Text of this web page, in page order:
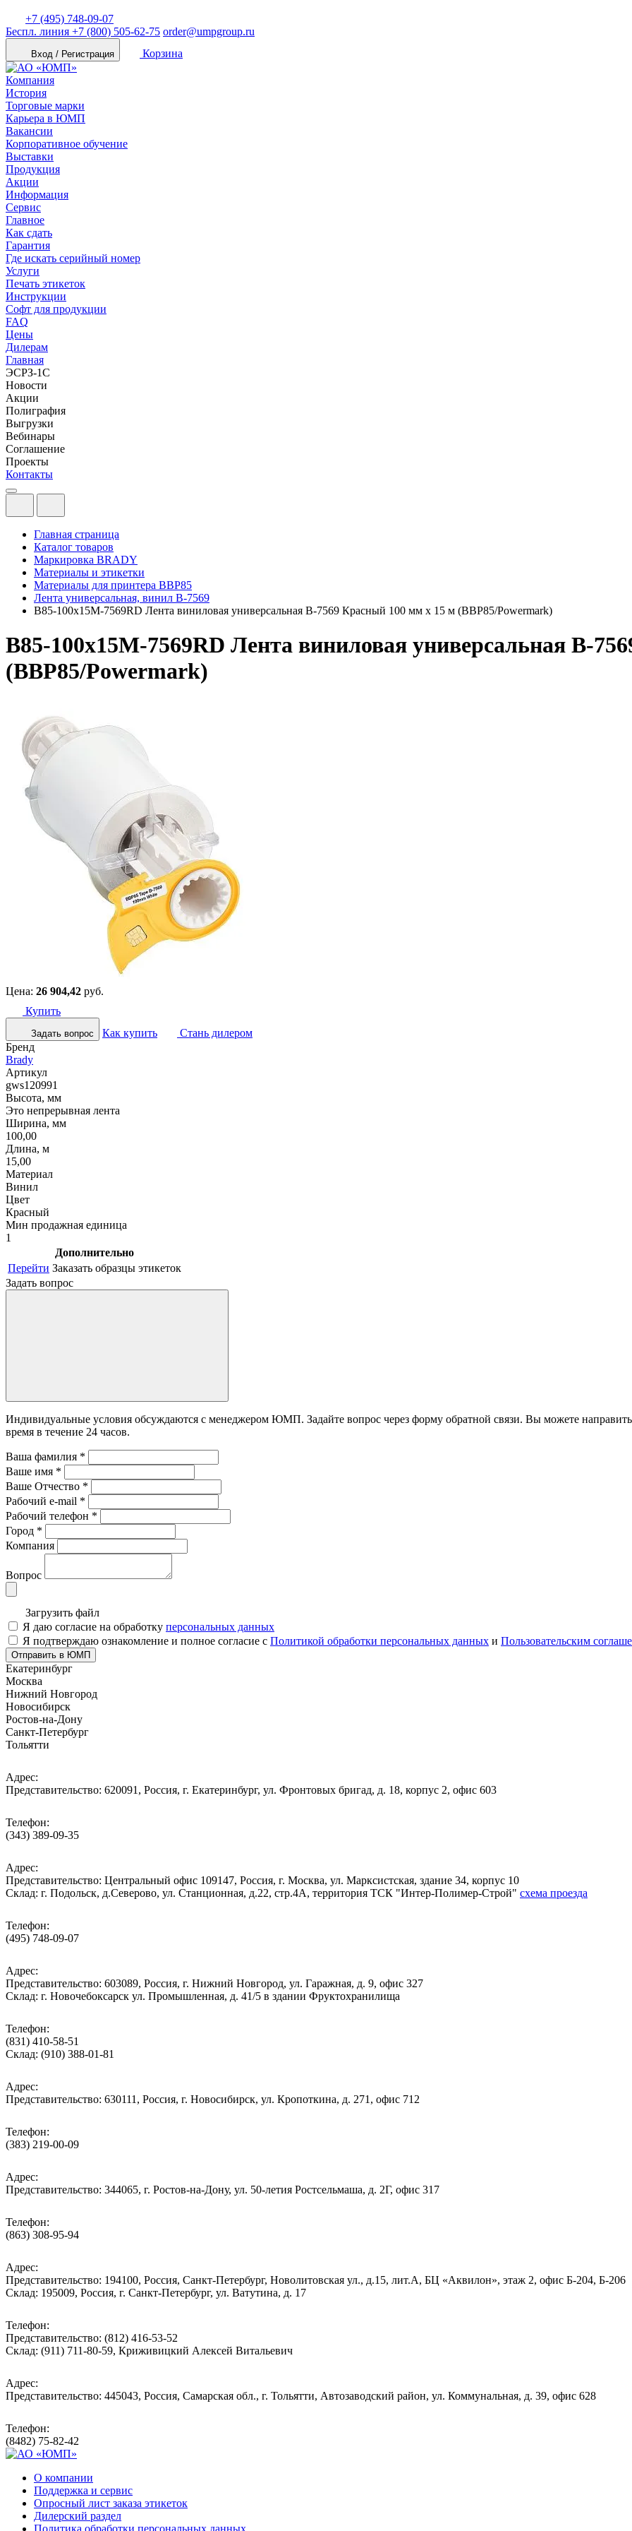
+7 (495) 748-09-07
Беспл. линия +7 (800) 505-62-75 order@umpgroup.ru
Вход / Регистрация Корзина
Компания
История
Торговые марки
Карьера в ЮМП
Вакансии
Корпоративное обучение
Выставки
Продукция
Акции
Информация
Сервис
Главное
Как сдать
Гарантия
Где искать серийный номер
Услуги
Печать этикеток
Инструкции
Софт для продукции
FAQ
Цены
Дилерам
Главная
ЭСРЗ-1С
Новости
Акции
Полиграфия
Выгрузки
Вебинары
Соглашение
Проекты
Контакты
Главная страница
Каталог товаров
Маркировка BRADY
Материалы и этикетки
Материалы для принтера BBP85
Лента универсальная, винил В-7569
B85-100x15M-7569RD Лента виниловая универсальная B-7569 Красный 100 мм x 15 м (BBP85/Powermark)
B85-100x15M-7569RD Лента виниловая универсальная B-
(BBP85/Powermark)
Цена: 26 904,42 руб.
Купить
Задать вопрос Как купить
Стань дилером
Бренд
Brady
Артикул
gws120991
Высота, мм
Это непрерывная лента
Ширина, мм
100,00
Длина, м
15,00
Материал
Винил
Цвет
Красный
Мин продажная единица
1
Дополнительно
Перейти Заказать образцы этикеток
Задать вопрос
Индивидуальные условия обсуждаются с менеджером ЮМП. Задайте вопрос через форму обратной связи. Вы можете
время в течение 24 часов.
Ваша фамилия *
Ваше имя *
Ваше Отчество *
Рабочий e-mail *
Рабочий телефон *
Город *
Компания
Вопрос
Загрузить файл
Я даю согласие на обработку персональных данных
Я подтверждаю ознакомление и полное согласие с Политикой обработки персональных данных и Пользовательским
Отправить в ЮМП
Екатеринбург
Москва
Нижний Новгород
Новосибирск
Ростов-на-Дону
Санкт-Петербург
Тольятти
Адрес:
Представительство: 620091, Россия, г. Екатеринбург, ул. Фронтовых бригад, д. 18, корпус 2, офис 603
Телефон:
(343) 389-09-35
Адрес:
Представительство: Центральный офис 109147, Россия, г. Москва, ул. Марксистская, здание 34, корпус 10
Cклад: г. Подольск, д.Северово, ул. Станционная, д.22, стр.4А, территория ТСК "Интер-Полимер-Строй" схема проезда
Телефон:
(495) 748-09-07
Адрес:
Представительство: 603089, Россия, г. Нижний Новгород, ул. Гаражная, д. 9, офис 327
Склад: г. Новочебоксарск ул. Промышленная, д. 41/5 в здании Фруктохранилища
Телефон:
(831) 410-58-51
Склад: (910) 388-01-81
Адрес:
Представительство: 630111, Россия, г. Новосибирск, ул. Кропоткина, д. 271, офис 712
Телефон:
(383) 219-00-09
Адрес:
Представительство: 344065, г. Ростов-на-Дону, ул. 50-летия Ростсельмаша, д. 2Г, офис 317
Телефон:
(863) 308-95-94
Адрес:
Представительство: 194100, Россия, Санкт-Петербург, Новолитовская ул., д.15, лит.А, БЦ «Аквилон», этаж 2, офис Б-204, Б-206
Склад: 195009, Россия, г. Санкт-Петербург, ул. Ватутина, д. 17
Телефон:
Представительство: (812) 416-53-52
Склад: (911) 711-80-59, Криживицкий Алексей Витальевич
Адрес:
Представительство: 445043, Россия, Самарская обл., г. Тольятти, Автозаводский район, ул. Коммунальная, д. 39, офис 628
Телефон:
(8482) 75-82-42
О компании
Поддержка и сервис
Опросный лист заказа этикеток
Дилерский раздел
Политика обработки персональных данных